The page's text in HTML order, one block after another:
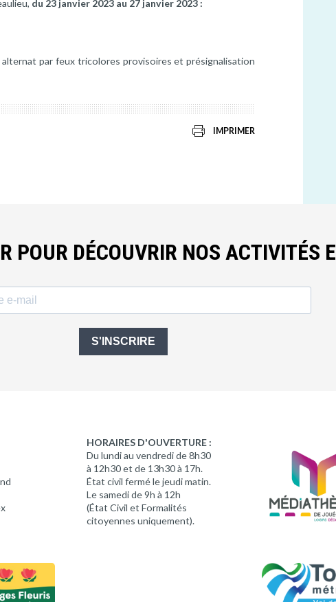
du 23 janvier 2023 au 27 janvier 2023 :
par feux tricolores provisoires et présignalisation
IMPRIMER
POUR DÉCOUVRIR NOS ACTIVITÉS
S'INSCRIRE
HORAIRES D'OUVERTURE :
Du lundi au vendredi de 8h30
à 12h30 et de 13h30 à 17h.
État civil fermé le jeudi matin.
Le samedi de 9h à 12h
(État Civil et Formalités
citoyennes uniquement).